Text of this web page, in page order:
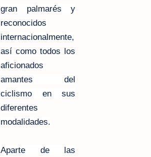
gran palmarés y
reconocidos
internacionalmente,
así como todos los
aficionados
amantes del
ciclismo en sus
diferentes
modalidades.
Aparte de las